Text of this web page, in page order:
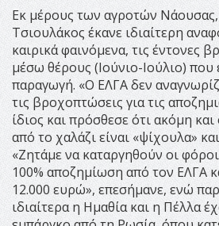
Εκ μέρους των αγροτών
Τσιουλάκος έκανε ιδιαίτερη
καιρικά φαινόμενα, τις έντονες
μέσω θέρους (Ιούνιο-Ιούλιο) που
παραγωγή. «Ο ΕΛΓΑ δεν
τις βροχοπτώσεις για τις
ίδιος και πρόσθεσε ότι ακόμη
από το χαλάζι είναι «ψίχουλα»
«Ζητάμε να καταργηθούν οι
100% αποζημίωση από τον ΕΛΓΑ
12.000 ευρώ», επεσήμανε, ενώ
ιδιαίτερα η Ημαθία και η Πέλλα